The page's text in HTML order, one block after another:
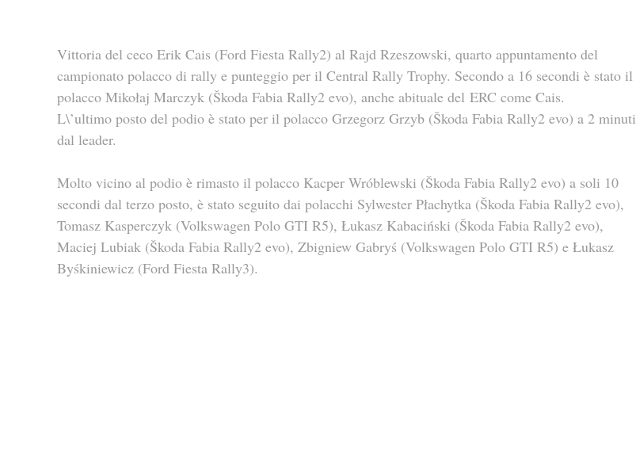
Vittoria del ceco Erik Cais (Ford Fiesta Rally2) al Rajd Rzeszowski, quarto appuntamento del
campionato polacco di rally e punteggio per il Central Rally Trophy. Secondo a 16 secondi è stato il
polacco Mikołaj Marczyk (Škoda Fabia Rally2 evo), anche abituale del ERC come Cais.
L\’ultimo posto del podio è stato per il polacco Grzegorz Grzyb (Škoda Fabia Rally2 evo) a 2 minuti
dal leader.
Molto vicino al podio è rimasto il polacco Kacper Wróblewski (Škoda Fabia Rally2 evo) a soli 10
secondi dal terzo posto, è stato seguito dai polacchi Sylwester Płachytka (Škoda Fabia Rally2 evo),
Tomasz Kasperczyk (Volkswagen Polo GTI R5), Łukasz Kabaciński (Škoda Fabia Rally2 evo),
Maciej Lubiak (Škoda Fabia Rally2 evo), Zbigniew Gabryś (Volkswagen Polo GTI R5) e Łukasz
Byśkiniewicz (Ford Fiesta Rally3).